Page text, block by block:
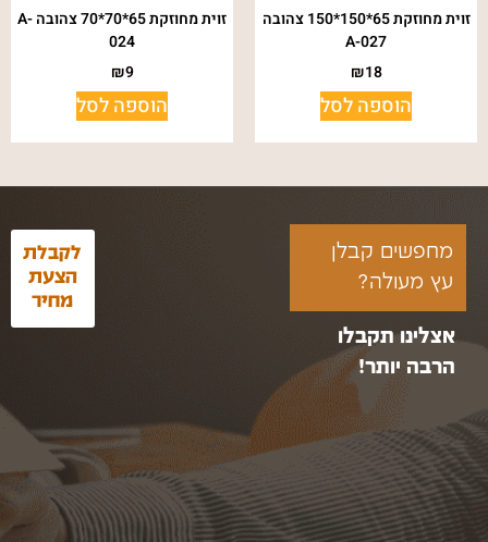
זוית מחוזקת 65*150*150 צהובה
A-027
₪18
הוספה לסל
זוית מחוזקת 65*70*70 צהובה A-
024
₪9
הוספה לסל
מחפשים קבלן
עץ מעולה?
אצלינו תקבלו
הרבה יותר!
לקבלת
הצעת
מחיר